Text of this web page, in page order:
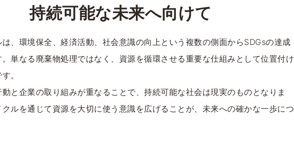
持続可能な未来へ向けて
、環境保全、経済活動、社会意識の向上という複数の側面からSDGsの達成
。単なる廃棄物処理ではなく、資源を循環させる重要な仕組みとして位置付け
。
と企業の取り組みが重なることで、持続可能な社会は現実のものとなりま
ルを通じて資源を大切に使う意識を広げることが、未来への確かな一歩につ